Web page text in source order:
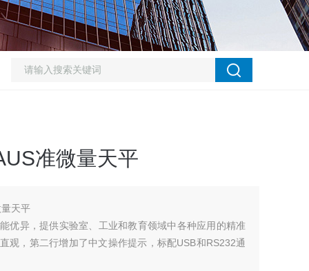
准微量天平
天平
优异，提供实验室、工业和教育领域中各种应用的精准
观，第二行增加了中文操作提示，标配USB和RS232通